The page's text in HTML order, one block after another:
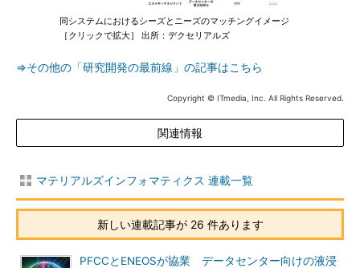
同システムにおけるシーズとニーズのマッチングイメージ
［クリックで拡大］ 出所：デクセリアルズ
⇒その他の「研究開発の最前線」の記事はこちら
Copyright © ITmedia, Inc. All Rights Reserved.
関連情報
マテリアルズインフォマティクス 連載一覧
新しい連載記事が 26 件あります
PFCCとENEOSが協業 データセンター向けの液浸